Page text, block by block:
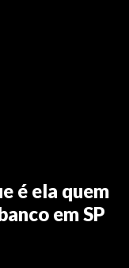
é ela quem
em SP